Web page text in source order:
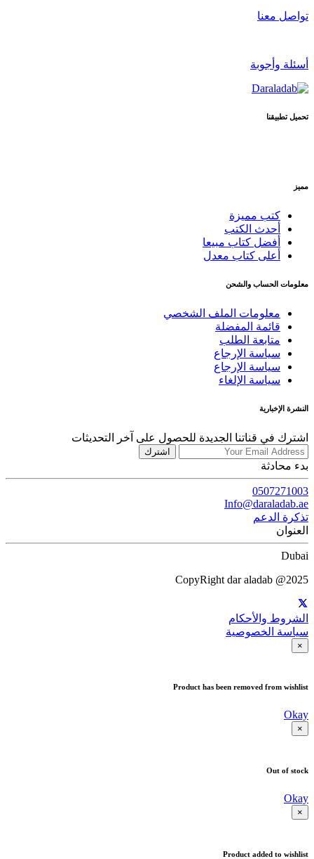
تواصل معنا
أسئلة وأجوبة
تحميل تطبيقنا
مميز
كتب مميزة
أحدث الكتب
أفضل كتاب مبيعا
أعلى كتاب معدل
معلومات الحساب والشحن
معلومات الملف الشخصي
قائمة المفضلة
متابعة الطلب
سياسة الإرجاع
سياسة الإرجاع
سياسة الإلغاء
النشرة الإخبارية
اشترك في قناتنا الجديدة للحصول على آخر التحديثات
اشترك
بدء محادثة
0507271003
Info@daraladab.ae
تذكرة الدعم
العنوان
Dubai
CopyRight dar aladab @2025
الشروط والأحكام
سياسة الخصوصية
×
Product has been removed from wishlist
Okay
×
Out of stock
Okay
×
Product added to wishlist